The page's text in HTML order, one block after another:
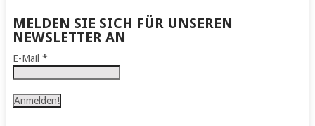
MELDEN SIE SICH FÜR UNSEREN
NEWSLETTER AN
E-Mail *